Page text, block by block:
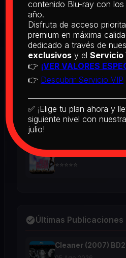
Earth [Criterion
BD25 Subtitulado
2026
⭐⭐⭐⭐⭐
[PEDIDO] Boogie
⭐⭐⭐⭐⭐
2026
⭐⭐⭐⭐⭐
Últimas Publicaciones
Cleaner (2007)
contenido Blu-ray con
año.
Disfruta de acceso
premium en máxima
dedicado a través de
exclusivos y el Servicio
👉 ¡VER VALORES
👉 Descubrir Servicio VIP
✅ ¡Elige tu plan ahora y
siguiente nivel con
julio!